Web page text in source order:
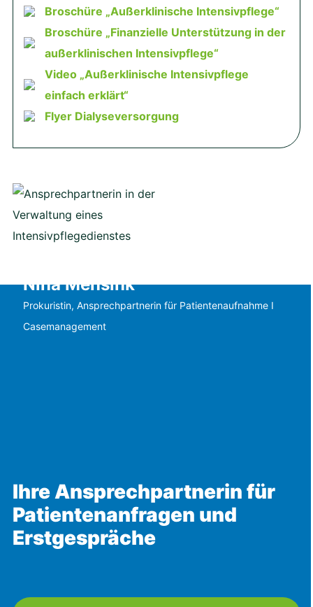
Broschüre „Außerklinische Intensivpflege“
Broschüre „Finanzielle Unterstützung in der
außerklinischen Intensivpflege“
Video „Außerklinische Intensivpflege
einfach erklärt“
Flyer Dialyseversorgung
Nina Mensink
Prokuristin, Ansprechpartnerin für Patientenaufnahme I
Casemanagement
Ihre Ansprechpartnerin für
Patientenanfragen und
Erstgespräche